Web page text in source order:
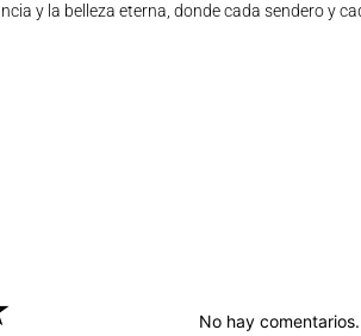
y la belleza eterna, donde cada sendero y
No hay comentarios.